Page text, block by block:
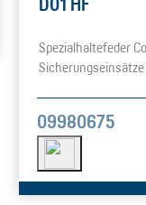
Spezialhaltefeder
09980675